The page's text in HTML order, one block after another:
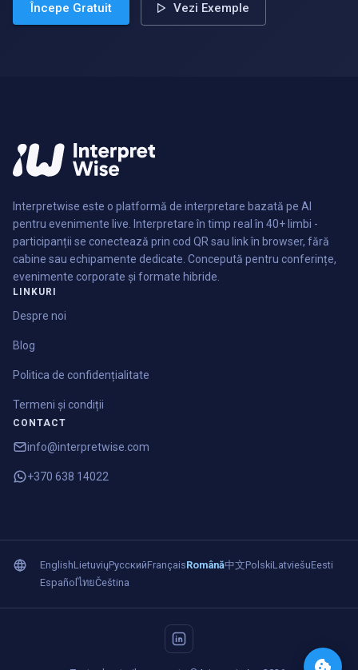
Începe Gratuit Vezi Exemple
Interpretwise este o platformă de interpretare bazată pe AI
pentru evenimente live. Interpretare în timp real în 40+ limbi -
participanții se conectează prin cod QR sau link în browser, fără
cabine sau echipamente dedicate. Concepută pentru conferințe,
evenimente corporate și formate hibride.
LINKURI
Despre noi
Blog
Politica de confidențialitate
Termeni și condiții
CONTACT
info@interpretwise.com
+370 638 14022
EnglishLietuviųРусскийFrançaisRomână中文PolskiLatviešuEesti
EspañolไทยČeština